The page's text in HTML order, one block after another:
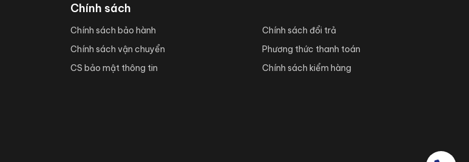
Chính sách
Chính sách bảo hành
Chính sách vận chuyển
CS bảo mật thông tin
Chính sách đổi trả
Phương thức thanh toán
Chính sách kiểm hàng